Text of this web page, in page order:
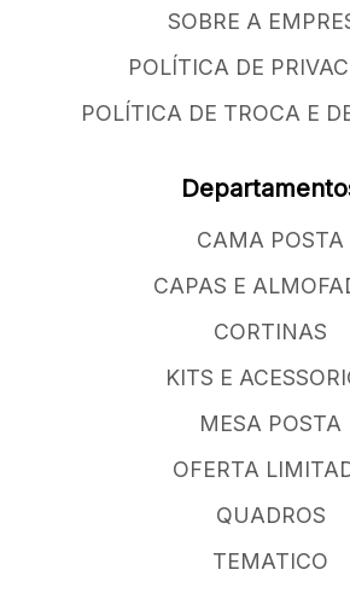
SOBRE A
POLÍTICA DE
POLÍTICA DE TROCA E
CAMA POSTA
CAPAS E
CORTINAS
KITS E
MESA POSTA
OFERTA
QUADROS
TEMATICO